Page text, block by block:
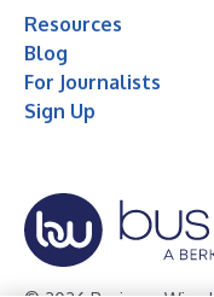
Resources
Blog
For Journalists
Sign Up